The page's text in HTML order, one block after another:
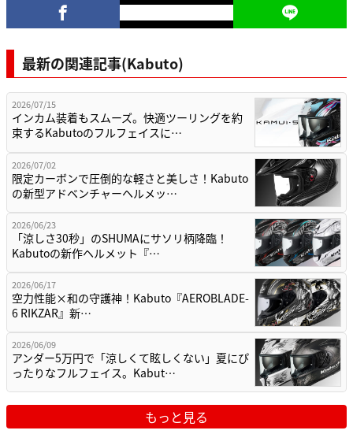
最新の関連記事(Kabuto)
2026/07/15
インカム装着もスムーズ。快適ツーリングを約
束するKabutoのフルフェイスに…
2026/07/02
限定カーボンで圧倒的な軽さと美しさ！Kabuto
の新型アドベンチャーヘルメッ…
2026/06/23
「涼しさ30秒」のSHUMAにサソリ柄降臨！
Kabutoの新作ヘルメット『…
2026/06/17
空力性能×和の守護神！Kabuto『AEROBLADE-
6 RIKZAR』新…
2026/06/09
アンダー5万円で「涼しくて眩しくない」夏にぴ
ったりなフルフェイス。Kabut…
もっと見る